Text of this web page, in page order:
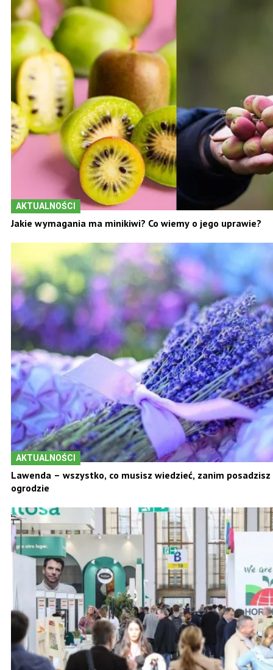
AKTUALNOŚCI
Jakie wymagania ma minikiwi? Co wiemy o jego uprawie?
AKTUALNOŚCI
Lawenda – wszystko, co musisz wiedzieć, zanim
ogrodzie